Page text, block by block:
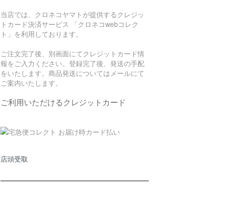
当店では、クロネコヤマトが提供するクレジッ
トカード決済サービス 「クロネコwebコレク
ト」を利用しております。
ご注文完了後、別画面にてクレジットカード情
報をご入力ください。登録完了後、発送の手配
をいたします。商品発送についてはメールにて
ご案内いたします。
ご利用いただけるクレジットカード
店頭受取